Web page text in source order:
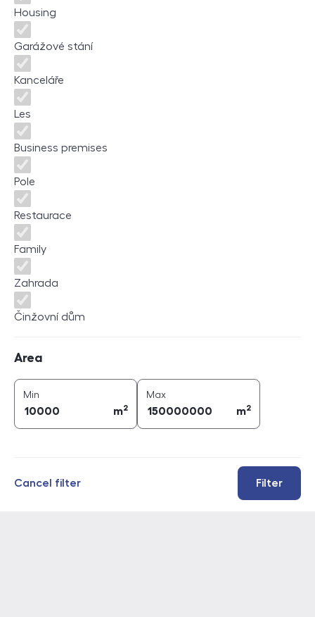
Housing
Garážové stání
Kanceláře
Les
Business premises
Pole
Restaurace
Family
Zahrada
Činžovní dům
Area
Min
m2
Maxarea (
m2
Filter
Cancel filter